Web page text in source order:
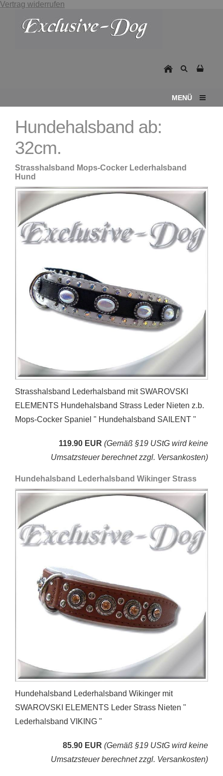
Vertrag widerrufen
MENÜ
Hundehalsband ab:
32cm.
Strasshalsband Mops-Cocker Lederhalsband
Hund
Strasshalsband Lederhalsband mit SWAROVSKI
ELEMENTS Hundehalsband Strass Leder Nieten z.b.
Mops-Cocker Spaniel " Hundehalsband SAILENT "
119.90 EUR (Gemäß §19 UStG wird keine
Umsatzsteuer berechnet zzgl. Versankosten)
Hundehalsband Lederhalsband Wikinger Strass
Hundehalsband Lederhalsband Wikinger mit
SWAROVSKI ELEMENTS Leder Strass Nieten "
Lederhalsband VIKING "
85.90 EUR (Gemäß §19 UStG wird keine
Umsatzsteuer berechnet zzgl. Versankosten)